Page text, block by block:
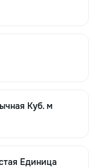
Куб. м
Единица